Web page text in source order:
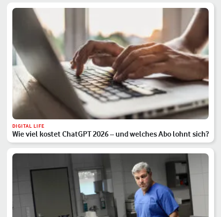
DIGITAL LIFE
Wie viel kostet ChatGPT 2026 – und welches Abo lohnt sich?